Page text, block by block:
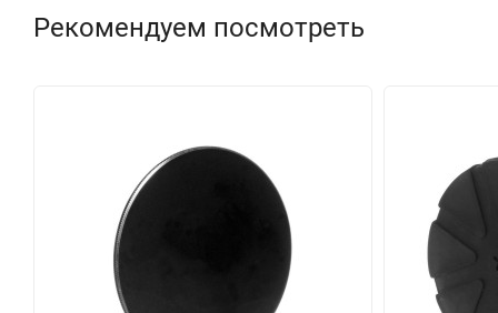
Рекомендуем посмотреть